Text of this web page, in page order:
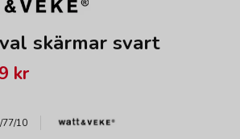
skärmar svart
kr
77/10